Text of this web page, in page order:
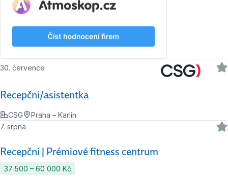
Recepční/asistentka
30. července
CSG Praha – Karlín
Recepční | Prémiové fitness centrum
7. srpna
37 500 ‍–‍ 60 000 Kč